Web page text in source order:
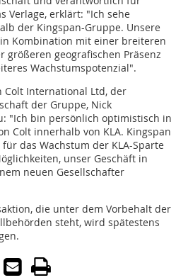
Verlage, erklärt: "Ich sehe
der Kingspan-Gruppe. Unsere
Kombination mit einer breiteren
größeren geografischen Präsenz
Wachstumspotenzial".
Colt International Ltd, der
der Gruppe, Nick
"Ich bin persönlich optimistisch in
Colt innerhalb von KLA. Kingspan
das Wachstum der KLA-Sparte
unser Geschäft in
neuen Gesellschafter
die unter dem Vorbehalt der
steht, wird spätestens